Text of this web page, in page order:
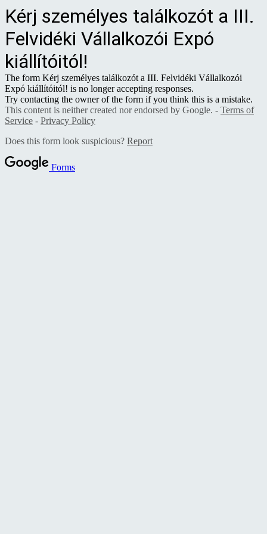
Kérj személyes találkozót a III.
Felvidéki Vállalkozói Expó
kiállítóitól!
The form Kérj személyes találkozót a III. Felvidéki Vállalkozói
Expó kiállítóitól! is no longer accepting responses.
Try contacting the owner of the form if you think this is a mistake.
This content is neither created nor endorsed by Google. - Terms of
Service - Privacy Policy
Does this form look suspicious? Report
Forms